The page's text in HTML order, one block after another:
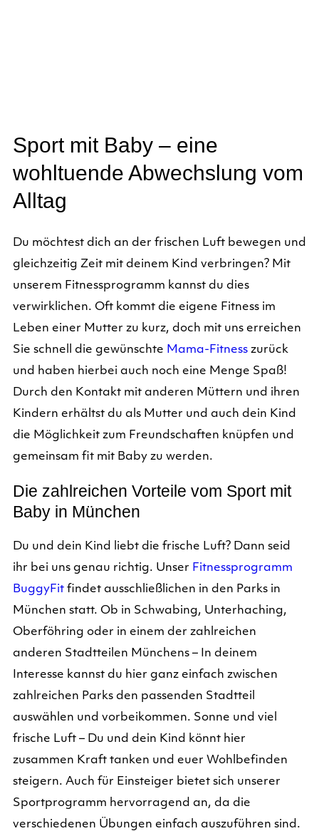
Sport mit Baby – eine
wohltuende Abwechslung vom
Alltag
Du möchtest dich an der frischen Luft bewegen und
gleichzeitig Zeit mit deinem Kind verbringen? Mit
unserem Fitnessprogramm kannst du dies
verwirklichen. Oft kommt die eigene Fitness im
Leben einer Mutter zu kurz, doch mit uns erreichen
Sie schnell die gewünschte Mama-Fitness zurück
und haben hierbei auch noch eine Menge Spaß!
Durch den Kontakt mit anderen Müttern und ihren
Kindern erhältst du als Mutter und auch dein Kind
die Möglichkeit zum Freundschaften knüpfen und
gemeinsam fit mit Baby zu werden.
Die zahlreichen Vorteile vom Sport mit
Baby in München
Du und dein Kind liebt die frische Luft? Dann seid
ihr bei uns genau richtig. Unser Fitnessprogramm
BuggyFit findet ausschließlichen in den Parks in
München statt. Ob in Schwabing, Unterhaching,
Oberföhring oder in einem der zahlreichen
anderen Stadtteilen Münchens – In deinem
Interesse kannst du hier ganz einfach zwischen
zahlreichen Parks den passenden Stadtteil
auswählen und vorbeikommen. Sonne und viel
frische Luft – Du und dein Kind könnt hier
zusammen Kraft tanken und euer Wohlbefinden
steigern. Auch für Einsteiger bietet sich unserer
Sportprogramm hervorragend an, da die
verschiedenen Übungen einfach auszuführen sind.